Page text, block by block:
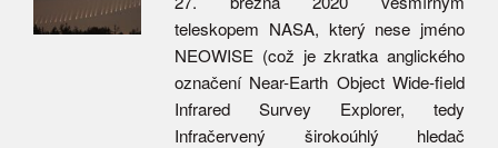
teleskopem NASA, který nese jméno
NEOWISE (což je zkratka anglického
označení Near-Earth Object Wide-field
Infrared Survey Explorer, tedy
Infračervený širokoúhlý hledač